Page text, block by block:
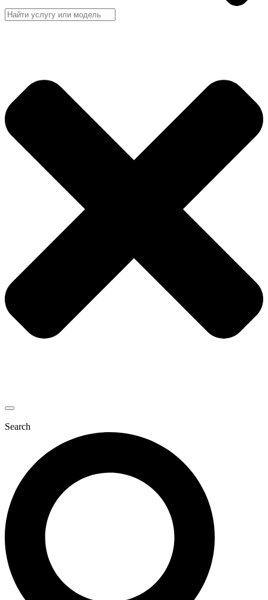
Search